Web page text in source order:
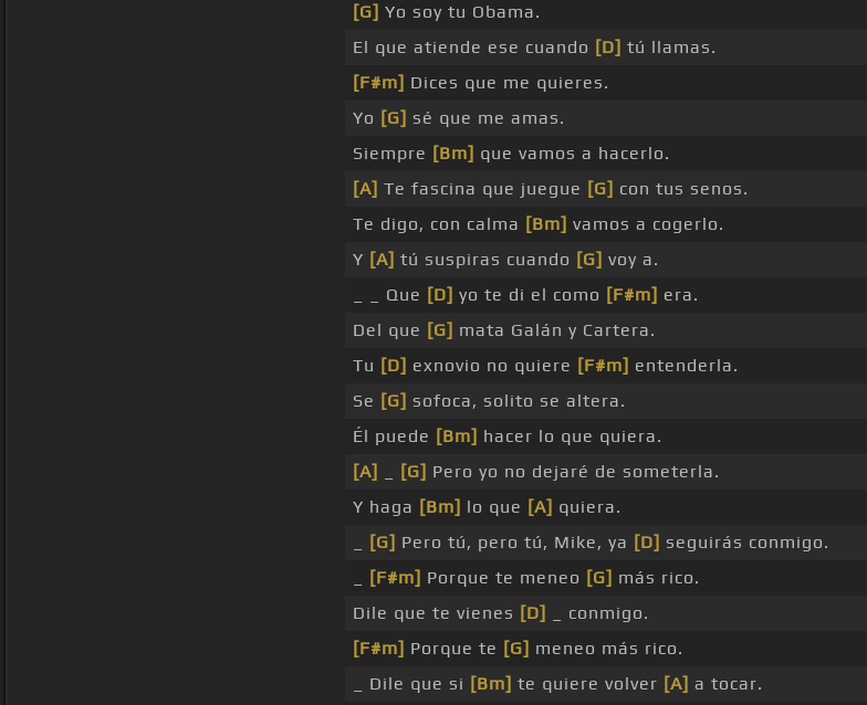
[G] Yo soy tu Obama.
El que atiende ese cuando [D] tú llamas.
[F#m] Dices que me quieres.
Yo [G] sé que me amas.
Siempre [Bm] que vamos a hacerlo.
[A] Te fascina que juegue [G] con tus senos.
Te digo, con calma [Bm] vamos a cogerlo.
Y [A] tú suspiras cuando [G] voy a.
_ _ Que [D] yo te di el como [F#m] era.
Del que [G] mata Galán y Cartera.
Tu [D] exnovio no quiere [F#m] entenderla.
Se [G] sofoca, solito se altera.
Él puede [Bm] hacer lo que quiera.
[A]
[G] Pero yo no dejaré de someterla.
Y haga [Bm] lo que [A] quiera.
[G] Pero tú, pero tú, Mike, ya [D] seguirás conmigo.
[F#m] Porque te meneo [G] más rico.
Dile que te vienes [D]
_ conmigo.
[F#m] Porque te [G] meneo más rico.
_ Dile que si [Bm] te quiere volver [A] a tocar.